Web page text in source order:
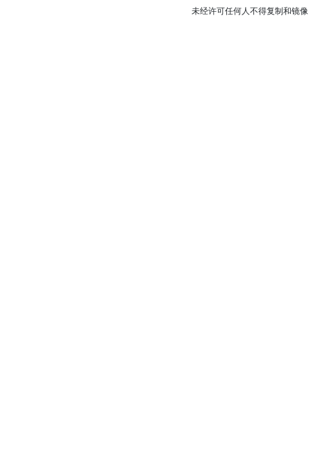
未经许可任何人不得复制和镜